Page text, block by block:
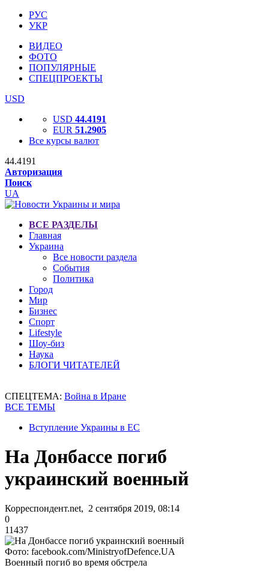
РУС
УКР
ВИДЕО
ФОТО
ПОПУЛЯРНЫЕ
СПЕЦПРОЕКТЫ
USD
USD 44.4191
EUR 51.2905
Все курсы валют
44.4191
Авторизация
Поиск
UA
ВСЕ РАЗДЕЛЫ
Главная
Украина
Все новости раздела
События
Политика
Город
Мир
Бизнес
Спорт
Lifestyle
Шоу-биз
Наука
БЛОГИ ЧИТАТЕЛЕЙ
СПЕЦТЕМА: Война в Иране
ВСЕ ТЕМЫ
Вступление Украины в ЕС
На Донбассе погиб
украинский военный
Корреспондент.net, 2 сентября 2019, 08:14
0
11437
Фото: facebook.com/MinistryofDefence.UA
Военный погиб во время обстрела